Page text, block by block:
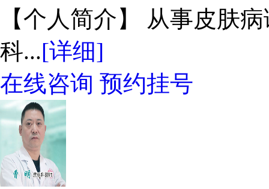
【个人简介】 从事皮肤
科...[详细]
在线咨询 预约挂号